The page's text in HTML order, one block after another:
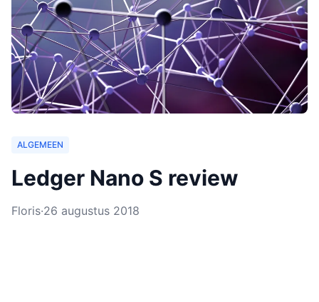
ALGEMEEN
Ledger Nano S review
Floris·26 augustus 2018